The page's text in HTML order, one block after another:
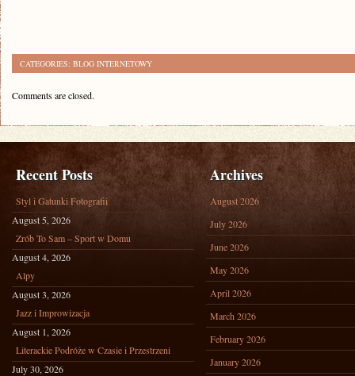
CATEGORIES: BLOG INTERNETOWY
Comments are closed.
Recent Posts
Styl i Gatunki Fotografii
August 5, 2026
Zrób To Sam – Sport w Domu
August 4, 2026
Alpy
August 3, 2026
Jazz i Improwizacja
August 1, 2026
Literackie Podróże w Czasie i Przestrzeni
July 30, 2026
Archives
August 2026
July 2026
June 2026
May 2026
April 2026
March 2026
February 2026
January 2026